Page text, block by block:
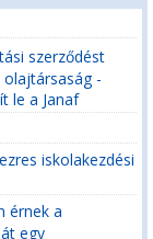
szerződést
-
le a Janaf
iskolakezdési
érnek a
egy